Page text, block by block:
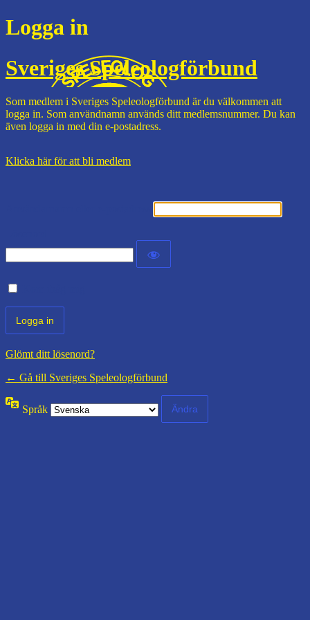
Logga in
Sveriges Speleologförbund
Som medlem i Sveriges Speleologförbund är du välkommen att
logga in. Som användnamn används ditt medlemsnummer. Du kan
även logga in med din e-postadress.
Klicka här för att bli medlem
Glömt ditt lösenord?
← Gå till Sveriges Speleologförbund
Språk